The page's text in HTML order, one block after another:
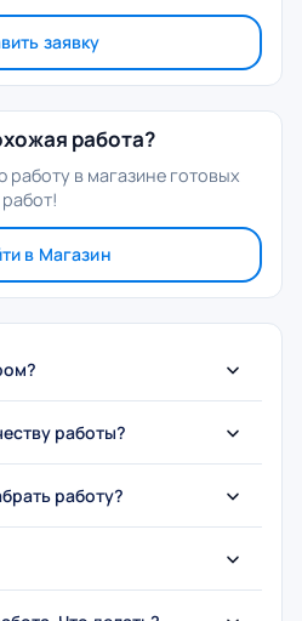
заявку
работа?
в магазине готовых
работ!
в Магазин
работы?
работу?